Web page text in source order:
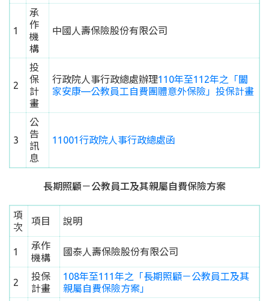
1
承
作
機
構
中國人壽保險股份有限公司
2
投
保
計
畫
行政院人事行政總處辦理110年至112年之「闔
家安康—公教員工自費團體意外保險」投保計畫
3
公
告
訊
息
11001行政院人事行政總處函
長期照顧－公教員工及其親屬自費保險方案
項
次
項目 說明
1
承作
機構
國泰人壽保險股份有限公司
2
投保
計畫
108年至111年之「長期照顧－公教員工及其
親屬自費保險方案」